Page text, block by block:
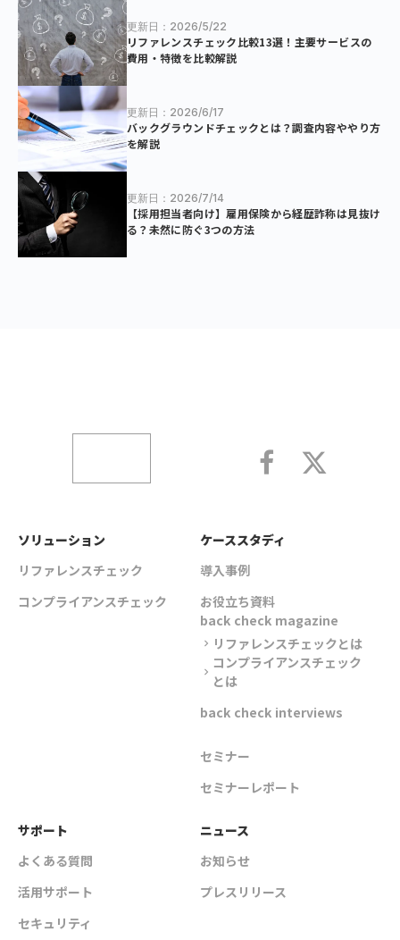
更新日：2026/5/22
リファレンスチェック比較13選！主要サービスの
費用・特徴を比較解説
更新日：2026/6/17
バックグラウンドチェックとは？調査内容ややり方
を解説
更新日：2026/7/14
【採用担当者向け】雇用保険から経歴詐称は見抜け
る？未然に防ぐ3つの方法
ソリューション
リファレンスチェック
コンプライアンスチェック
ケーススタディ
導入事例
お役立ち資料
back check magazine
chevron_right リファレンスチェックとは
chevron_right
コンプライアンスチェック
とは
back check interviews
セミナー
セミナーレポート
サポート
よくある質問
活用サポート
セキュリティ
ニュース
お知らせ
プレスリリース